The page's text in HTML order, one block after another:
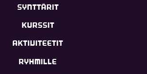
SYNTTÄRIT
KURSSIT
AKTIVITEETIT
RYHMILLE